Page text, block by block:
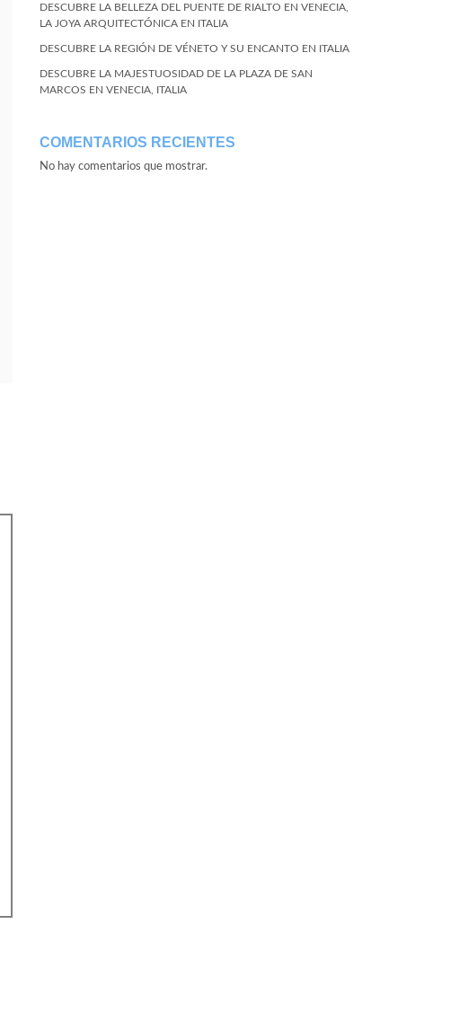
DESCUBRE LA BELLEZA DEL PUENTE DE RIALTO EN VENECIA,
LA JOYA ARQUITECTÓNICA EN ITALIA
DESCUBRE LA REGIÓN DE VÉNETO Y SU ENCANTO EN ITALIA
DESCUBRE LA MAJESTUOSIDAD DE LA PLAZA DE SAN
MARCOS EN VENECIA, ITALIA
COMENTARIOS RECIENTES
No hay comentarios que mostrar.